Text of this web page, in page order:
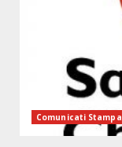
Comunicati Stampa